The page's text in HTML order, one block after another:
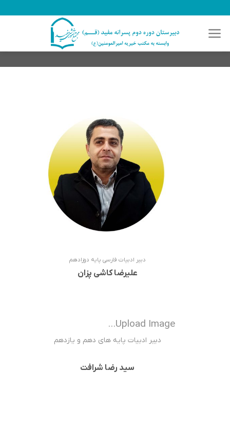
محتوا
دبیر ادبیات فارسی پایه دوزادهم
علیرضا کاشی پزان
Upload Image...
دبیر ادبیات پایه های دهم و یازدهم
سید رضا شرافت